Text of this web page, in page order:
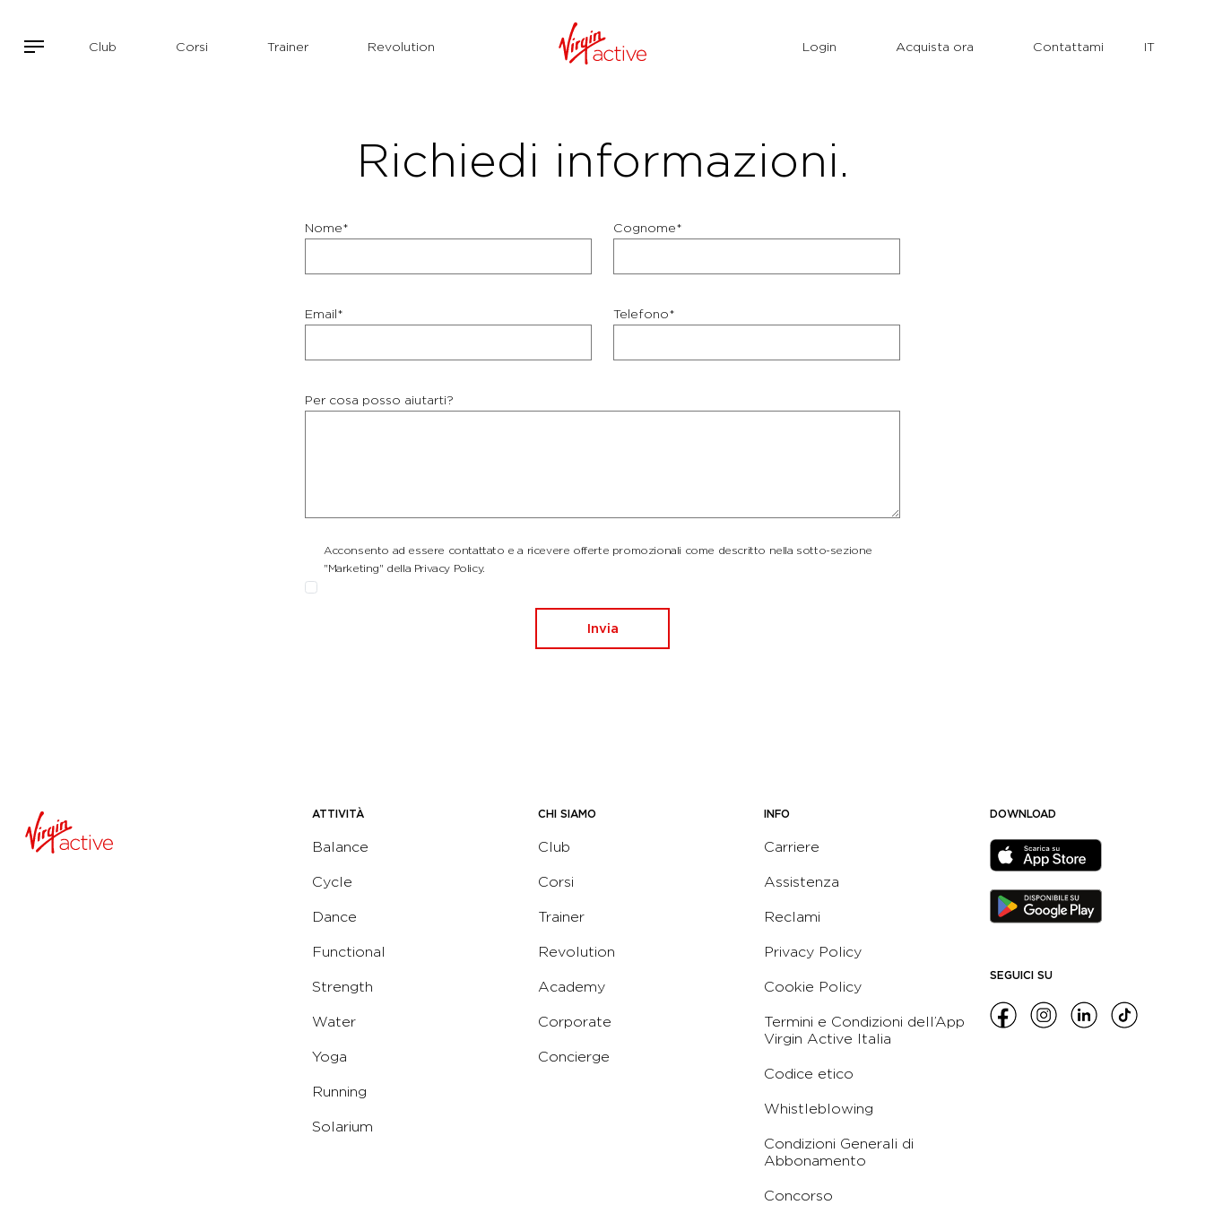
Club Corsi Trainer Revolution Login Acquista ora Contattami
Richiedi informazioni.
Nome* Cognome*
Email* Telefono*
Per cosa posso aiutarti?
Acconsento ad essere contattato e a ricevere offerte promozionali come descritto nella sotto-sezione
"Marketing" della Privacy Policy.
Invia
ATTIVITÀ
Balance
Cycle
Dance
Functional
Strength
Water
Yoga
Running
Solarium
CHI SIAMO
Club
Corsi
Trainer
Revolution
Academy
Corporate
Concierge
INFO
Carriere
Assistenza
Reclami
Privacy Policy
Cookie Policy
Termini e Condizioni dell’App
Virgin Active Italia
Codice etico
Whistleblowing
Condizioni Generali di
Abbonamento
Concorso
DOWNLOAD
SEGUICI SU